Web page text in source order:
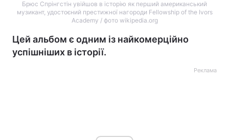
Брюс Спрінгстін увійшов в історію як перший американський
музикант, удостоєний престижної нагороди Fellowship of the Ivors
Academy / фото wikipedia.org
Цей альбом є одним із найкомерційно
успішніших в історії.
Реклама